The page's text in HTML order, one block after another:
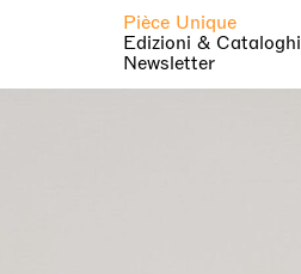
Pièce Unique
Edizioni & Cataloghi
Newsletter